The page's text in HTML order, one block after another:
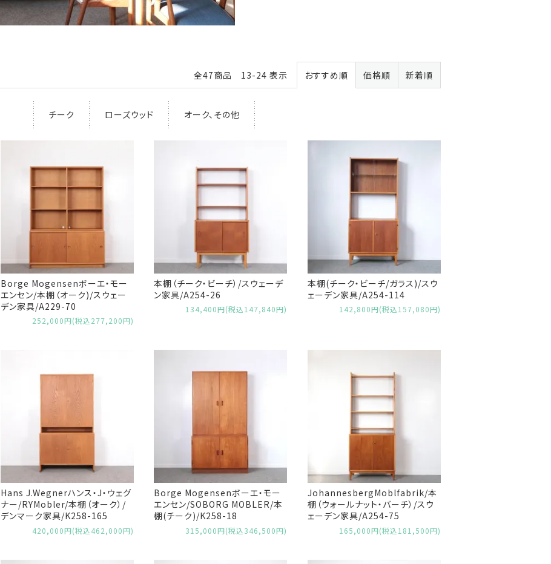
全47商品 13-24 表示 おすすめ順 価格順 新着順
チーク ローズウッド オーク、その他
Borge Mogensenボーエ・モー
エンセン/本棚（オーク)/スウェー
デン家具/A229-70
252,000円(税込277,200円)
本棚（チーク・ビーチ）/スウェーデ
ン家具/A254-26
134,400円(税込147,840円)
本棚(チーク・ビーチ/ガラス)/スウ
ェーデン家具/A254-114
142,800円(税込157,080円)
Hans J.Wegnerハンス・J・ウェグ
ナー/RYMobler/本棚（オーク）/
デンマーク家具/K258-165
420,000円(税込462,000円)
Borge Mogensenボーエ・モー
エンセン/SOBORG MOBLER/本
棚(チーク)/K258-18
315,000円(税込346,500円)
JohannesbergMoblfabrik/本
棚（ウォールナット・バーチ）/スウ
ェーデン家具/A254-75
165,000円(税込181,500円)